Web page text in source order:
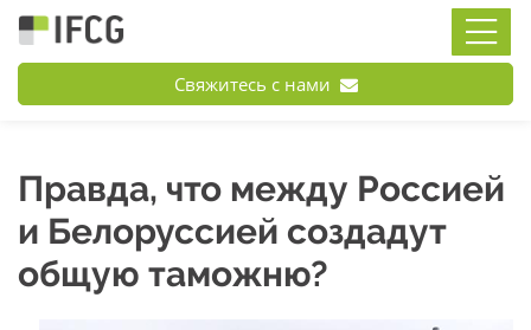
Свяжитесь с нами
Правда, что между Россией
и Белоруссией создадут
общую таможню?